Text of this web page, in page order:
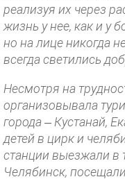
реализуя их через
жизнь у нее, как и у
но на лице никогда
всегда светились
Несмотря на
организовывала
города – Кустанай,
детей в цирк и
станции выезжали в
Челябинск,